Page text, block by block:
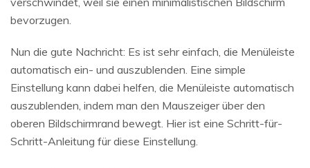
bevorzugen.
Nun die gute Nachricht: Es ist sehr einfach, die Menüleiste
automatisch ein- und auszublenden. Eine simple
Einstellung kann dabei helfen, die Menüleiste automatisch
auszublenden, indem man den Mauszeiger über den
oberen Bildschirmrand bewegt. Hier ist eine Schritt-für-
Schritt-Anleitung für diese Einstellung.